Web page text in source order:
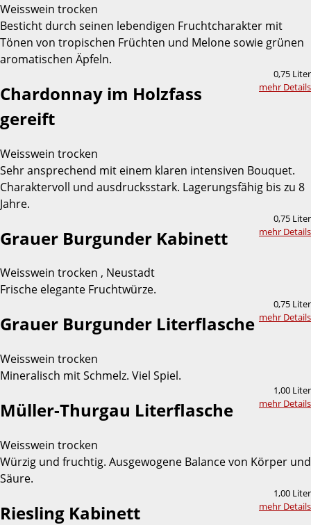
Weisswein trocken
Besticht durch seinen lebendigen Fruchtcharakter mit
Tönen von tropischen Früchten und Melone sowie grünen
aromatischen Äpfeln.
0,75 Liter
mehr Details
Chardonnay im Holzfass
gereift
Weisswein trocken
Sehr ansprechend mit einem klaren intensiven Bouquet.
Charaktervoll und ausdrucksstark. Lagerungsfähig bis zu 8
Jahre.
0,75 Liter
mehr Details
Grauer Burgunder Kabinett
Weisswein trocken , Neustadt
Frische elegante Fruchtwürze.
0,75 Liter
mehr Details
Grauer Burgunder Literflasche
Weisswein trocken
Mineralisch mit Schmelz. Viel Spiel.
1,00 Liter
mehr Details
Müller-Thurgau Literflasche
Weisswein trocken
Würzig und fruchtig. Ausgewogene Balance von Körper und
Säure.
1,00 Liter
mehr Details
Riesling Kabinett